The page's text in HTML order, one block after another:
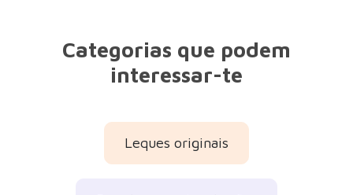
Categorias que podem
interessar-te
Leques originais